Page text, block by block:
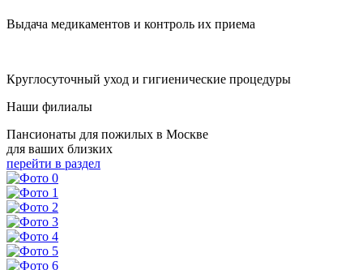
Выдача медикаментов и контроль их приема
Круглосуточный уход и гигиенические процедуры
Наши филиалы
Пансионаты для пожилых в Москве
для ваших близких
перейти в раздел